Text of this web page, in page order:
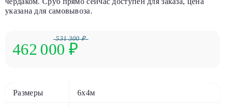
указана для самовывоза.
462 000
531 300 ₽
₽
Размеры 6х4м